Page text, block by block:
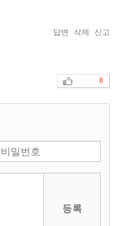
답변 삭제 신고
0
등록